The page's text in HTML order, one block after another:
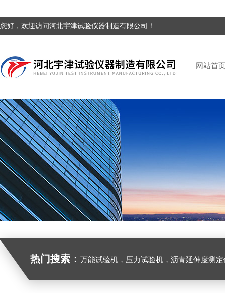
您好，欢迎访问河北宇津试验仪器制造有限公司！
网站首
热门搜索： 万能试验机，压力试验机，沥青延伸度测定仪，沥青混合料拌合机，全自动沥青混合料离心式抽提仪，马歇尔电动